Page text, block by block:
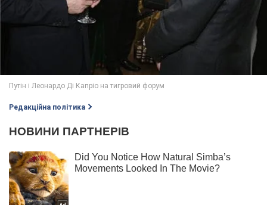
Редакційна політика